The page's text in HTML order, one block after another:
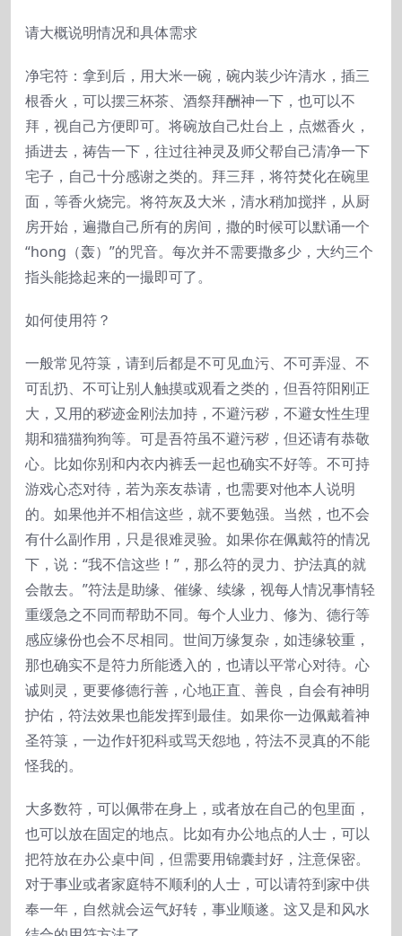
请大概说明情况和具体需求
净宅符：拿到后，用大米一碗，碗内装少许清水，插三
根香火，可以摆三杯茶、酒祭拜酬神一下，也可以不
拜，视自己方便即可。将碗放自己灶台上，点燃香火，
插进去，祷告一下，往过往神灵及师父帮自己清净一下
宅子，自己十分感谢之类的。拜三拜，将符焚化在碗里
面，等香火烧完。将符灰及大米，清水稍加搅拌，从厨
房开始，遍撒自己所有的房间，撒的时候可以默诵一个
“hong（轰）”的咒音。每次并不需要撒多少，大约三个
指头能捻起来的一撮即可了。
如何使用符？
一般常见符箓，请到后都是不可见血污、不可弄湿、不
可乱扔、不可让别人触摸或观看之类的，但吾符阳刚正
大，又用的秽迹金刚法加持，不避污秽，不避女性生理
期和猫猫狗狗等。可是吾符虽不避污秽，但还请有恭敬
心。比如你别和内衣内裤丢一起也确实不好等。不可持
游戏心态对待，若为亲友恭请，也需要对他本人说明
的。如果他并不相信这些，就不要勉强。当然，也不会
有什么副作用，只是很难灵验。如果你在佩戴符的情况
下，说：“我不信这些！”，那么符的灵力、护法真的就
会散去。”符法是助缘、催缘、续缘，视每人情况事情轻
重缓急之不同而帮助不同。每个人业力、修为、德行等
感应缘份也会不尽相同。世间万缘复杂，如违缘较重，
那也确实不是符力所能透入的，也请以平常心对待。心
诚则灵，更要修德行善，心地正直、善良，自会有神明
护佑，符法效果也能发挥到最佳。如果你一边佩戴着神
圣符箓，一边作奸犯科或骂天怨地，符法不灵真的不能
怪我的。
大多数符，可以佩带在身上，或者放在自己的包里面，
也可以放在固定的地点。比如有办公地点的人士，可以
把符放在办公桌中间，但需要用锦囊封好，注意保密。
对于事业或者家庭特不顺利的人士，可以请符到家中供
奉一年，自然就会运气好转，事业顺遂。这又是和风水